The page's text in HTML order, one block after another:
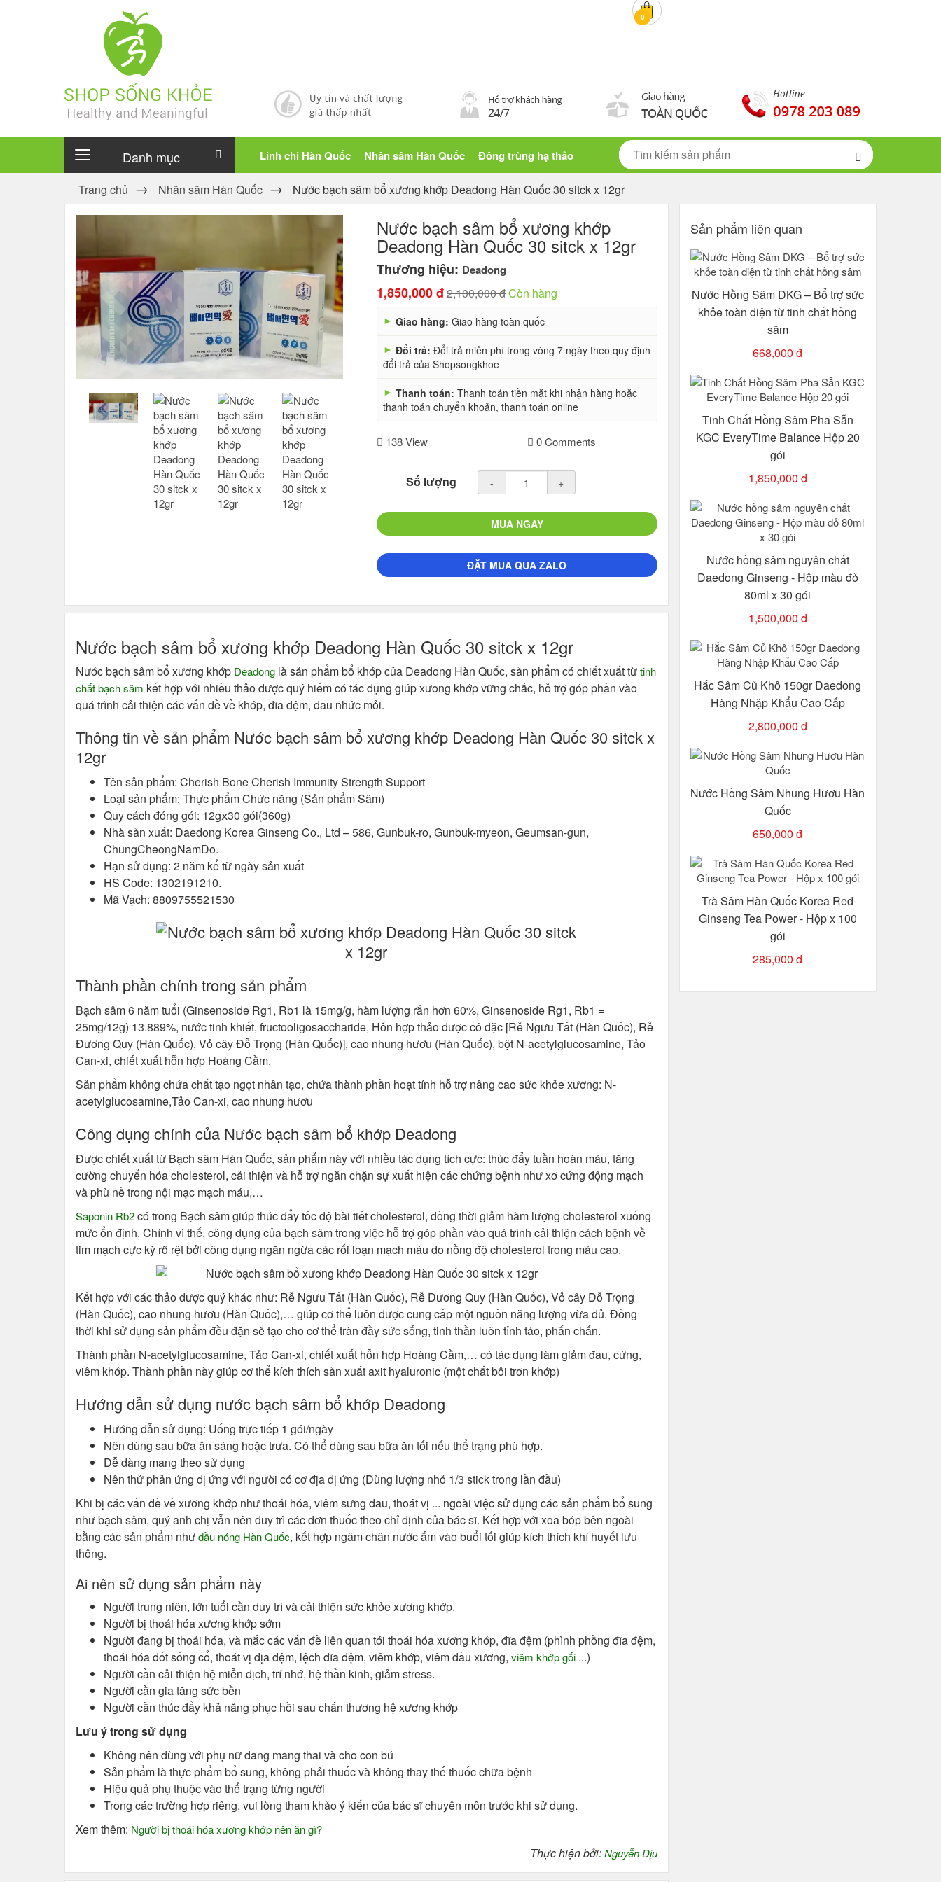
0
Danh mục Linh chi Hàn Quốc Nhân sâm Hàn Quốc Đông trùng hạ thảo
Trang chủ Nhân sâm Hàn Quốc Nước bạch sâm bổ xương khớp Deadong Hàn Quốc 30 sitck x 12gr
Nước bạch sâm bổ xương khớp
Deadong Hàn Quốc 30 sitck x 12gr
Thương hiệu: Deadong
1,850,000 đ2,100,000 đCòn hàng
► Giao hàng:Giao hàng toàn quốc
► Đổi trả:Đổi trả miễn phí trong vòng 7 ngày theo quy định
đổi trả của Shopsongkhoe
► Thanh toán:Thanh toán tiền mặt khi nhận hàng hoặc
thanh toán chuyển khoản, thanh toán online
138 View 0 Comments
Số lượng - +
MUA NGAY
ĐẶT MUA QUA ZALO
Nước bạch sâm bổ xương khớp Deadong Hàn Quốc 30 sitck x 12gr
Nước bạch sâm bổ xương khớp Deadong là sản phẩm bổ khớp của Deadong Hàn Quốc, sản phẩm có chiết xuất từtinh
chất bạch sâm kết hợp với nhiều thảo dược quý hiếm có tác dụng giúp xưong khớp vững chắc, hỗ trợ góp phần vào
quá trình cải thiện các vấn đề về khớp, đĩa đệm, đau nhức mỏi.
Thông tin về sản phẩm Nước bạch sâm bổ xương khớp Deadong Hàn Quốc 30 sitck x
12gr
Tên sản phẩm: Cherish Bone Cherish Immunity Strength Support
Loại sản phẩm: Thực phẩm Chức năng (Sản phẩm Sâm)
Quy cách đóng gói: 12gⅹ30 gói(360g)
Nhà sản xuất: Daedong Korea Ginseng Co., Ltd – 586, Gunbuk-ro, Gunbuk-myeon, Geumsan-gun,
ChungCheongNamDo.
Hạn sử dụng: 2 năm kể từ ngày sản xuất
HS Code: 1302191210.
Mã Vạch: 8809755521530
Thành phần chính trong sản phẩm
Bạch sâm 6 năm tuổi (Ginsenoside Rg1, Rb1 là 15mg/g, hàm lượng rắn hơn 60%, Ginsenoside Rg1, Rb1 =
25mg/12g) 13.889%, nước tinh khiết, fructooligosaccharide, Hỗn hợp thảo dược cô đặc [Rễ Ngưu Tất (Hàn Quốc), Rễ
Đương Quy (Hàn Quốc), Vỏ cây Đỗ Trọng (Hàn Quốc)], cao nhung hươu (Hàn Quốc), bột N-acetylglucosamine, Tảo
Can-xi, chiết xuất hỗn hợp Hoàng Cầm.
Sản phẩm không chứa chất tạo ngọt nhân tạo, chứa thành phần hoạt tính hỗ trợ nâng cao sức khỏe xương: N-
acetylglucosamine,Tảo Can-xi, cao nhung hươu
Công dụng chính của Nước bạch sâm bổ khớp Deadong
Được chiết xuất từ Bạch sâm Hàn Quốc, sản phẩm này với nhiều tác dụng tích cực: thúc đẩy tuần hoàn máu, tăng
cường chuyển hóa cholesterol, cải thiện và hỗ trợ ngăn chặn sự xuất hiện các chứng bệnh như xơ cứng động mạch
và phù nề trong nội mạc mạch máu,…
Saponin Rb2có trong Bạch sâm giúp thúc đẩy tốc độ bài tiết cholesterol, đồng thời giảm hàm lượng cholesterol xuống
mức ổn định. Chính vì thế, công dụng của bạch sâm trong việc hỗ trợ góp phần vào quá trình cải thiện cách bệnh về
tim mạch cực kỳ rõ rệt bởi công dụng ngăn ngừa các rối loạn mạch máu do nồng độ cholesterol trong máu cao.
Kết hợp với các thảo dược quý khác như: Rễ Ngưu Tất (Hàn Quốc), Rễ Đương Quy (Hàn Quốc), Vỏ cây Đỗ Trọng
(Hàn Quốc), cao nhung hươu (Hàn Quốc),… giúp cơ thể luôn được cung cấp một nguồn năng lượng vừa đủ. Đồng
thời khi sử dụng sản phẩm đều đặn sẽ tạo cho cơ thể tràn đầy sức sống, tinh thần luôn tỉnh táo, phấn chấn.
Thành phần N-acetylglucosamine, Tảo Can-xi, chiết xuất hỗn hợp Hoàng Cầm,… có tác dụng làm giảm đau, cứng,
viêm khớp. Thành phần này giúp cơ thể kích thích sản xuất axit hyaluronic (một chất bôi trơn khớp)
Hướng dẫn sử dụng nước bạch sâm bổ khớp Deadong
Hướng dẫn sử dụng: Uống trực tiếp 1 gói/ngày
Nên dùng sau bữa ăn sáng hoặc trưa. Có thể dùng sau bữa ăn tối nếu thể trạng phù hợp.
Dễ dàng mang theo sử dụng
Nên thử phản ứng dị ứng với người có cơ địa dị ứng (Dùng lượng nhỏ 1/3 stick trong lần đầu)
Khi bị các vấn đề về xương khớp như thoái hóa, viêm sưng đau, thoát vị ... ngoài việc sử dụng các sản phẩm bổ sung
như bạch sâm, quý anh chị vẫn nên duy trì các đơn thuốc theo chỉ định của bác sĩ. Kết hợp với xoa bóp bên ngoài
bằng các sản phẩm nhưdầu nóng Hàn Quốc, kết hợp ngâm chân nước ấm vào buổi tối giúp kích thích khí huyết lưu
thông.
Ai nên sử dụng sản phẩm này
Người trung niên, lớn tuổi cần duy trì và cải thiện sức khỏe xương khớp.
Người bị thoái hóa xương khớp sớm
Người đang bị thoái hóa, và mắc các vấn đề liên quan tới thoái hóa xương khớp, đĩa đệm (phình phồng đĩa đệm,
thoái hóa đốt sống cổ, thoát vị địa đệm, lệch đĩa đệm, viêm khớp, viêm đầu xương, viêm khớp gối ...)
Người cần cải thiện hệ miễn dịch, trí nhớ, hệ thần kinh, giảm stress.
Người cần gia tăng sức bền
Người cần thúc đẩy khả năng phục hồi sau chấn thương hệ xương khớp
Lưu ý trong sử dụng
Không nên dùng với phụ nữ đang mang thai và cho con bú
Sản phẩm là thực phẩm bổ sung, không phải thuốc và không thay thế thuốc chữa bệnh
Hiệu quả phụ thuộc vào thể trạng từng người
Trong các trường hợp riêng, vui lòng tham khảo ý kiến của bác sĩ chuyên môn trước khi sử dụng.
Xem thêm: Người bị thoái hóa xương khớp nên ăn gì?
Thực hiện bởi:Nguyễn Dịu
Sản phẩm liên quan
Nước Hồng Sâm DKG – Bổ trợ sức
khỏe toàn diện từ tinh chất hồng
sâm
668,000 đ
Tinh Chất Hồng Sâm Pha Sẵn
KGC EveryTime Balance Hộp 20
gói
1,850,000 đ
Nước hồng sâm nguyên chất
Daedong Ginseng - Hộp màu đỏ
80ml x 30 gói
1,500,000 đ
Hắc Sâm Củ Khô 150gr Daedong
Hàng Nhập Khẩu Cao Cấp
2,800,000 đ
Nước Hồng Sâm Nhung Hươu Hàn
Quốc
650,000 đ
Trà Sâm Hàn Quốc Korea Red
Ginseng Tea Power - Hộp x 100
gói
285,000 đ